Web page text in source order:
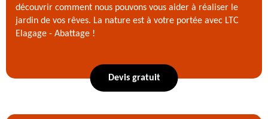
découvrir comment nous pouvons vous aider à réaliser le
jardin de vos rêves. La nature est à votre portée avec LTC
Elagage - Abattage !
Devis gratuit